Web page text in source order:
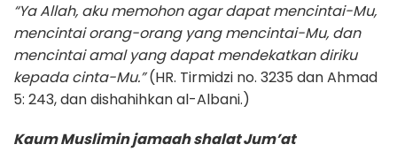
“Ya Allah, aku memohon agar dapat mencintai-Mu,
mencintai orang-orang yang mencintai-Mu, dan
mencintai amal yang dapat mendekatkan diriku
kepada cinta-Mu.”(HR. Tirmidzi no. 3235 dan Ahmad
5: 243, dan dishahihkan al-Albani.)
Kaum Muslimin jamaah shalat Jum’at